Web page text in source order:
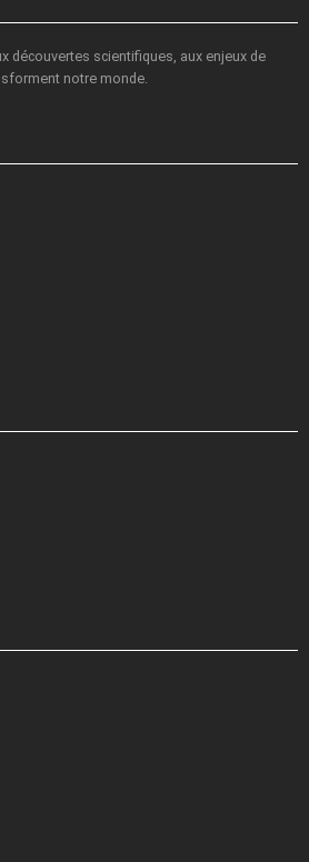
découvertes scientifiques, aux enjeux de
notre monde.